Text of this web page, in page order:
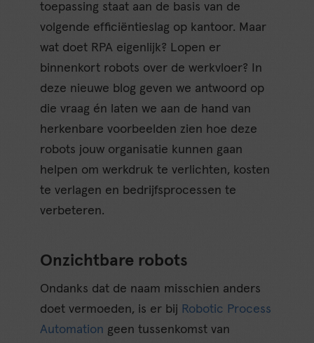
toepassing staat aan de basis van de
volgende efficiëntieslag op kantoor. Maar
wat doet RPA eigenlijk? Lopen er
binnenkort robots over de werkvloer? In
deze nieuwe blog geven we antwoord op
die vraag én laten we aan de hand van
herkenbare voorbeelden zien hoe deze
robots jouw organisatie kunnen gaan
helpen om werkdruk te verlichten, kosten
te verlagen en bedrijfsprocessen te
verbeteren.
Onzichtbare robots
Ondanks dat de naam misschien anders
doet vermoeden, is er bij Robotic Process
Automation geen tussenkomst van